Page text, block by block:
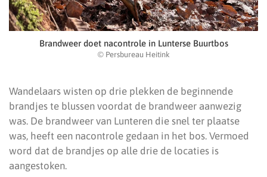
Brandweer doet nacontrole in Lunterse Buurtbos
© Persbureau Heitink
Wandelaars wisten op drie plekken de beginnende
brandjes te blussen voordat de brandweer aanwezig
was. De brandweer van Lunteren die snel ter plaatse
was, heeft een nacontrole gedaan in het bos. Vermoed
word dat de brandjes op alle drie de locaties is
aangestoken.